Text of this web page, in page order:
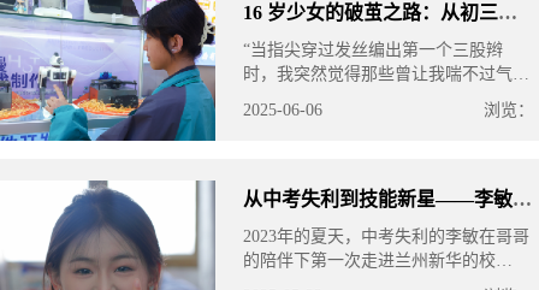
16 岁少女的破茧之路：从初三压力到互联
“当指尖穿过发丝编出第一个三股辫
时，我突然觉得那些曾让我喘不过气的
学习压力，好像都找到了出口。”16 岁
的杨玉荣坐在兰州新华互联网学校的美
2025-06-06 浏览：
从中考失利到技能新星——李敏的成长之
2023年的夏天，中考失利的李敏在哥哥
的陪伴下第一次走进兰州新华的校
园。"当时看到实训室里学长学姐专注